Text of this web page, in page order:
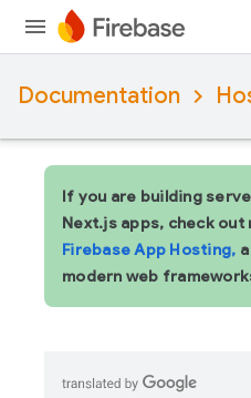
Documentation
If you are building
Next.js apps, check
Firebase App Hosting,
modern web